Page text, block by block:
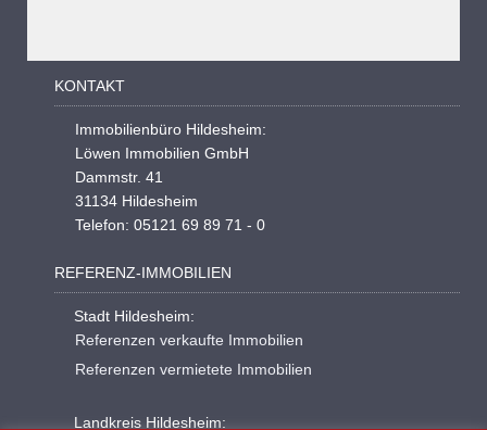
KONTAKT
Immobilienbüro Hildesheim:
Löwen Immobilien GmbH
Dammstr. 41
31134 Hildesheim
Telefon: 05121 69 89 71 - 0
REFERENZ-IMMOBILIEN
Stadt Hildesheim:
Referenzen verkaufte Immobilien
Referenzen vermietete Immobilien
Landkreis Hildesheim: